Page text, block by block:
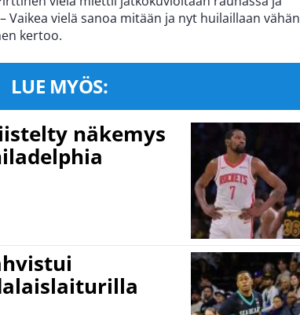
vielä sanoa mitään ja nyt huilaillaan vähän
kertoo.
LUE MYÖS:
näkemys